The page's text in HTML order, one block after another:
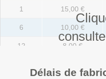
1 15,00 €
6 10,00 €
12 8,00 €
Délais de